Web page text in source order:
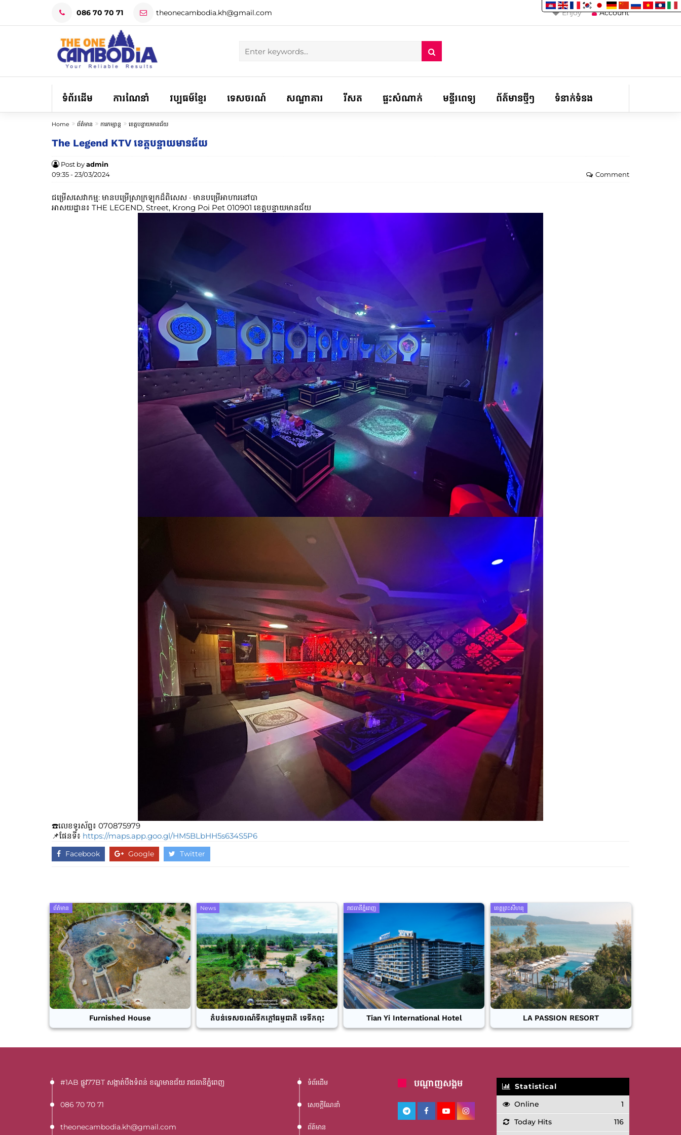
086 70 70 71 theonecambodia.kh@gmail.com Account
Enjoy
ទំព័រដើម ការណែនាំ វប្បធម៌ខ្មែរ ទេសចរណ៍ សណ្ឋាគារ រីសត ផ្ទះសំណាក់ មន្ទីរពេទ្យ ព័ត៌មានថ្មីៗ ទំនាក់ទំនង
Home ព័ត៌មាន ការកម្សាន្ត ខេត្តបន្ទាយមានជ័យ
The Legend KTV ខេត្តបន្ទាយមានជ័យ
Post byadmin
09:35 - 23/03/2024
Comment
ជម្រើសសេវាកម្ម: មាន​បម្រើ​ស្រា​ក្រឡុក​ដ៏​ពិសេស · មាន​បម្រើ​អាហារ​នៅបា
អាសយដ្ឋាន៖ THE LEGEND, Street, Krong Poi Pet 010901 ខេត្តបន្ទាយមានជ័យ
☎️លេខទូរស័ព្ទ៖​​ 070875979
📌ផែនទី៖ https://maps.app.goo.gl/HM5BLbHH5s634S5P6
Facebook Google Twitter
ព័ត៌មាន
Furnished House
News
តំបន់ទេសចរណ៍ទឹកក្តៅធម្មជាតិ ទេទឹកពុះ
រាជធានីភ្នំពេញ
Tian Yi International Hotel
ខេត្តព្រះសីហនុ
LA PASSION RESORT
#1AB ផ្លូវ77BT​ សង្កាត់បឹងទំពន់ ខណ្ឌមានជ័យ រាជធានីភ្នំពេញ
086 70 70 71
theonecambodia.kh@gmail.com
ទំព័រដើម
សេចក្តីណែនាំ
ព័ត៍មាន
បណ្តាញសង្គម
Statistical
Online
1
Today Hits
116